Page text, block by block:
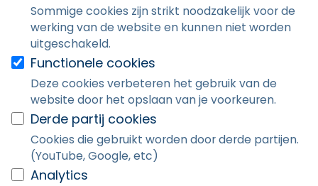
Sommige cookies zijn strikt noodzakelijk voor de
werking van de website en kunnen niet worden
uitgeschakeld.
Functionele cookies
Deze cookies verbeteren het gebruik van de
website door het opslaan van je voorkeuren.
Derde partij cookies
Cookies die gebruikt worden door derde partijen.
(YouTube, Google, etc)
Analytics